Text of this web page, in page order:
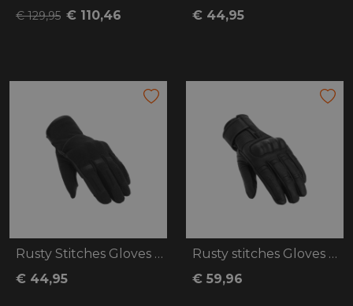
€ 129,95 € 110,46
€ 44,95
Rusty Stitches Gloves Clyde V3
€ 44,95
Rusty stitches Gloves Frank
€ 59,96